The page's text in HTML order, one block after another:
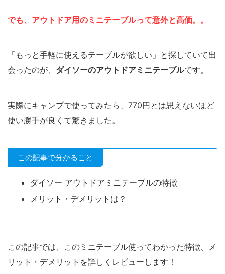
でも、アウトドア用のミニテーブルって意外と高価。。
「もっと手軽に使えるテーブルが欲しい」と探していて出
会ったのが、 ダイソーのアウトドアミニテーブルです。
実際にキャンプで使ってみたら、770円とは思えないほど
使い勝手が良くて驚きました。
この記事で分かること
ダイソー アウトドアミニテーブルの特徴
メリット・デメリットは？
この記事では、このミニテーブル使ってわかった特徴、メ
リット・デメリットを詳しくレビューします！